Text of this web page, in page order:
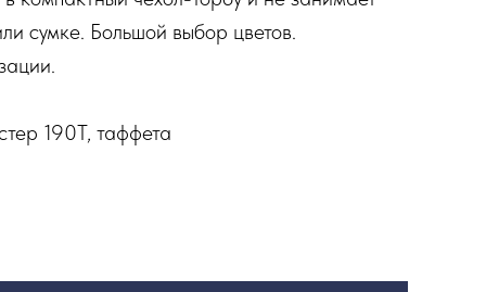
сумке. Большой выбор цветов.
190T, таффета